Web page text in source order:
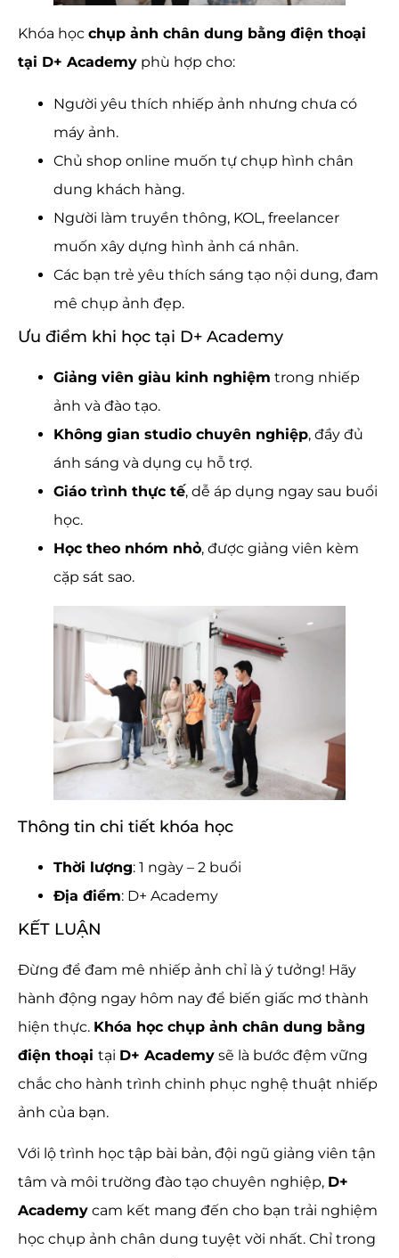
Khóa học chụp ảnh chân dung bằng điện thoại
tại D+ Academy phù hợp cho:
Người yêu thích nhiếp ảnh nhưng chưa có
máy ảnh.
Chủ shop online muốn tự chụp hình chân
dung khách hàng.
Người làm truyền thông, KOL, freelancer
muốn xây dựng hình ảnh cá nhân.
Các bạn trẻ yêu thích sáng tạo nội dung, đam
mê chụp ảnh đẹp.
Ưu điểm khi học tại D+ Academy
Giảng viên giàu kinh nghiệm trong nhiếp
ảnh và đào tạo.
Không gian studio chuyên nghiệp, đầy đủ
ánh sáng và dụng cụ hỗ trợ.
Giáo trình thực tế, dễ áp dụng ngay sau buổi
học.
Học theo nhóm nhỏ, được giảng viên kèm
cặp sát sao.
Thông tin chi tiết khóa học
Thời lượng: 1 ngày – 2 buổi
Địa điểm: D+ Academy
KẾT LUẬN
Đừng để đam mê nhiếp ảnh chỉ là ý tưởng! Hãy
hành động ngay hôm nay để biến giấc mơ thành
hiện thực. Khóa học chụp ảnh chân dung bằng
điện thoại tại D+ Academy sẽ là bước đệm vững
chắc cho hành trình chinh phục nghệ thuật nhiếp
ảnh của bạn.
Với lộ trình học tập bài bản, đội ngũ giảng viên tận
tâm và môi trường đào tạo chuyên nghiệp, D+
Academy cam kết mang đến cho bạn trải nghiệm
học chụp ảnh chân dung tuyệt vời nhất. Chỉ trong